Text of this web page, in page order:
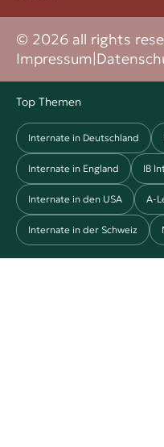
© 2026 all rights
Impressum|
Top Themen
Internate in Deutschland
Internate in England IB
Internate in den USA A-
Internate in der Schweiz